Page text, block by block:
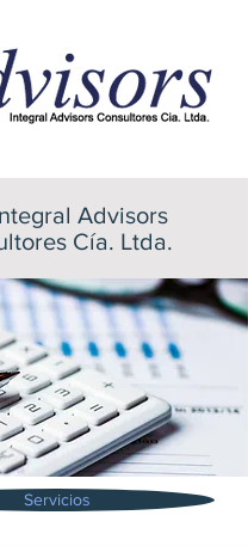
Advisors
Cía. Ltda.
Servicios